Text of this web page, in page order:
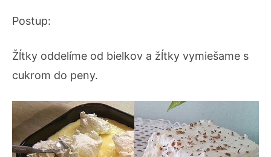
Postup:
Žĺtky oddelíme od bielkov a žĺtky vymiešame s
cukrom do peny.